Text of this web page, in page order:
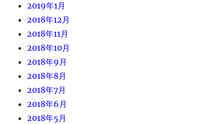
2019年1月
2018年12月
2018年11月
2018年10月
2018年9月
2018年8月
2018年7月
2018年6月
2018年5月